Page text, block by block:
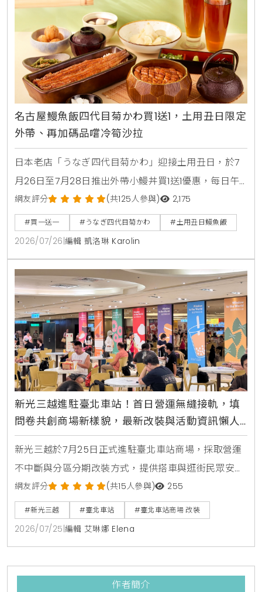
名古屋鰻魚飯四代目菊かわ買1送1，土用丑日限定
外帶、再加碼品嚐冷筍沙拉
日本老店「うなぎ四代目菊かわ」迎接土用丑日，於7
月26日至7月28日推出外帶小鰻丼買1送1優惠，每日午
晚餐各限量15組。即日起至8月31日同步開賣「夏鰻雙
饗宴」特價2450元與全新單品冷筍沙拉，提供最道地
的日本夏日食補饗宴。
網友評分 (共125人參與) 2,175
#買一送一 #うなぎ四代目菊かわ #土用丑日鰻魚飯
2026/07/26 編輯 凱洛琳 Karolin
新光三越進駐臺北車站！首日營運無縫接軌，填
問卷共創商場新樣貌，最新改裝與活動資訊懶人
包
新光三越於7月25日正式進駐臺北車站商場，採取營運
不中斷與分區分期改裝方式，提供搭車與逛街民眾安全
的環境。即日起發起全民問卷調查，邀請大家共同參與
臺北車站商場未來的規劃與設計。
網友評分 (共15人參與) 255
#新光三越 #臺北車站 #臺北車站商場 改裝
2026/07/25 編輯 艾琳娜 Elena
作者簡介